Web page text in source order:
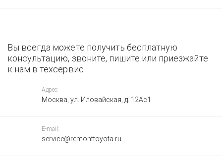
Вы всегда можете получить бесплатную
консультацию, звоните, пишите или приезжайте
к нам в техсервис
Адрес:
Москва, ул. Иловайская, д. 12Ас1
E-mail:
service@remonttoyota.ru